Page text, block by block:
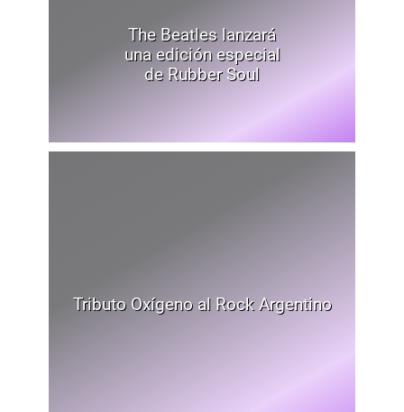
The Beatles lanzará
una edición especial
de Rubber Soul
Tributo Oxígeno al Rock Argentino